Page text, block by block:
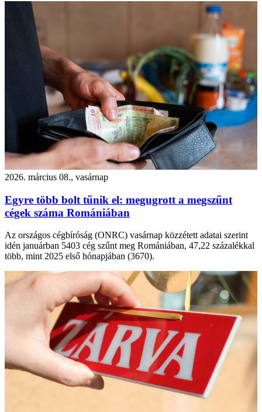
2026. március 08., vasárnap
Egyre több bolt tűnik el: megugrott a megszűnt
cégek száma Romániában
Az országos cégbíróság (ONRC) vasárnap közzétett adatai szerint
idén januárban 5403 cég szűnt meg Romániában, 47,22 százalékkal
több, mint 2025 első hónapjában (3670).